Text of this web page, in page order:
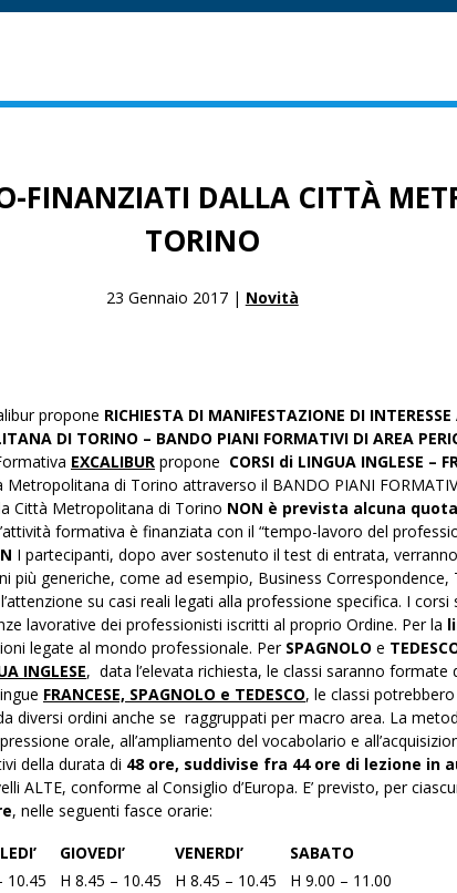
FINANZIATI DALLA CITTÀ
TORINO
23 Gennaio 2017 | Novità
propone RICHIESTA DI MANIFESTAZIONE DI
DI TORINO – BANDO PIANI FORMATIVI DI AREA
EXCALIBUR propone CORSI di LINGUA INGLESE –
Metropolitana di Torino attraverso il BANDO PIANI
Città Metropolitana di Torino NON è prevista alcuna
formativa è finanziata con il “tempo-lavoro del
I partecipanti, dopo aver sostenuto il test di entrata,
più generiche, come ad esempio, Business
su casi reali legati alla professione specifica. I
lavorative dei professionisti iscritti al proprio Ordine. Per la
legate al mondo professionale. Per SPAGNOLO e
INGLESE, data l’elevata richiesta, le classi saranno
FRANCESE, SPAGNOLO e TEDESCO, le classi
diversi ordini anche se raggruppati per macro area. La
orale, all’ampliamento del vocabolario e
della durata di 48 ore, suddivise fra 44 ore di lezione in
ALTE, conforme al Consiglio d’Europa. E’ previsto, per
, nelle seguenti fasce orarie:
GIOVEDI’ VENERDI’
SABATO
10.45 H 8.45 – 10.45 H 8.45 – 10.45
H 9.00 – 11.00